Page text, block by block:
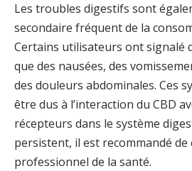
Les troubles digestifs sont
secondaire fréquent de la
Certains utilisateurs ont signalé
que des nausées, des
des douleurs abdominales. Ces
être dus à l’interaction du CBD
récepteurs dans le système
persistent, il est recommandé
professionnel de la santé.